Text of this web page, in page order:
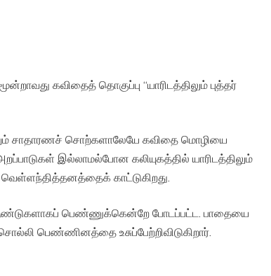
கவிதைத் தொகுப்பு “யாரிடத்திலும் புத்தர்
சாதாரணச் சொற்களாலேயே கவிதை மொழியை
இல்லாமல்போன கலியுகத்தில் யாரிடத்திலும்
காட்டுகிறது.
ஆண்டுகளாகப் பெண்ணுக்கென்றே போடப்பட்ட. பாதையை
பெண்ணினத்தை உசுப்பேற்றிவிடுகிறார்.